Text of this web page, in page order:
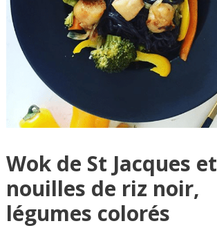
Wok de St Jacques et
nouilles de riz noir,
légumes colorés